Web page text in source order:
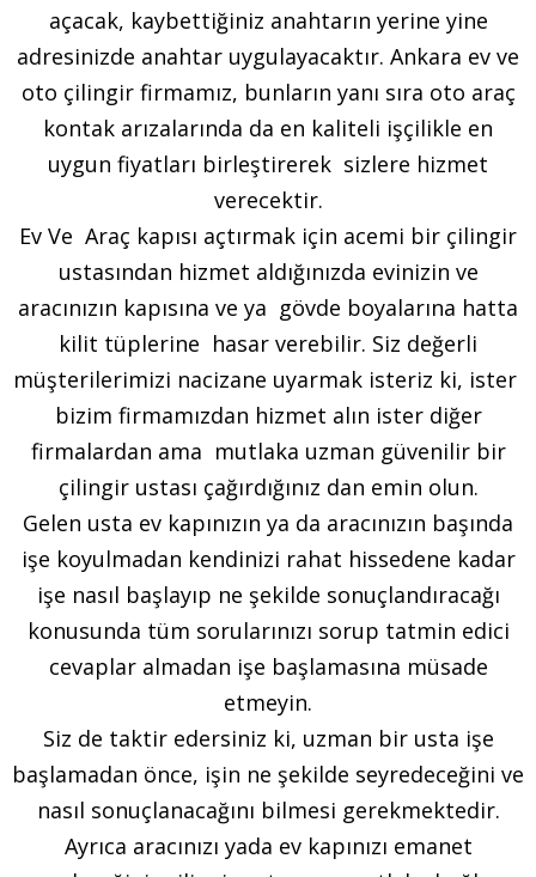
açacak, kaybettiğiniz anahtarın yerine yine
adresinizde anahtar uygulayacaktır. Ankara ev ve
oto çilingir firmamız, bunların yanı sıra oto araç
kontak arızalarında da en kaliteli işçilikle en
uygun fiyatları birleştirerek sizlere hizmet
verecektir.
Ev Ve Araç kapısı açtırmak için acemi bir çilingir
ustasından hizmet aldığınızda evinizin ve
aracınızın kapısına ve ya gövde boyalarına hatta
kilit tüplerine hasar verebilir. Siz değerli
müşterilerimizi nacizane uyarmak isteriz ki, ister
bizim firmamızdan hizmet alın ister diğer
firmalardan ama mutlaka uzman güvenilir bir
çilingir ustası çağırdığınız dan emin olun.
Gelen usta ev kapınızın ya da aracınızın başında
işe koyulmadan kendinizi rahat hissedene kadar
işe nasıl başlayıp ne şekilde sonuçlandıracağı
konusunda tüm sorularınızı sorup tatmin edici
cevaplar almadan işe başlamasına müsade
etmeyin.
Siz de taktir edersiniz ki, uzman bir usta işe
başlamadan önce, işin ne şekilde seyredeceğini ve
nasıl sonuçlanacağını bilmesi gerekmektedir.
Ayrıca aracınızı yada ev kapınızı emanet